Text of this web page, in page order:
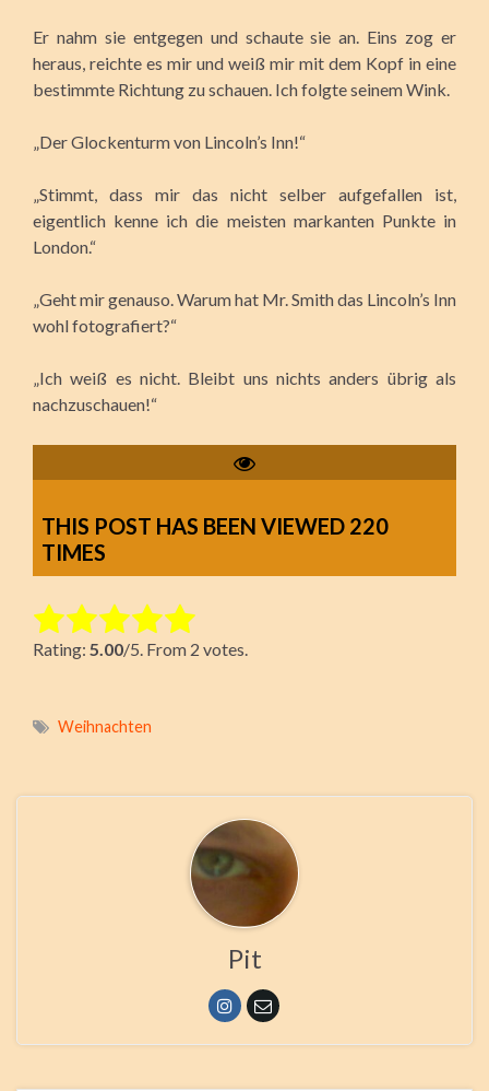
Er nahm sie entgegen und schaute sie an. Eins zog er
heraus, reichte es mir und weiß mir mit dem Kopf in eine
bestimmte Richtung zu schauen. Ich folgte seinem Wink.
„Der Glockenturm von Lincoln’s Inn!“
„Stimmt, dass mir das nicht selber aufgefallen ist,
eigentlich kenne ich die meisten markanten Punkte in
London.“
„Geht mir genauso. Warum hat Mr. Smith das Lincoln’s Inn
wohl fotografiert?“
„Ich weiß es nicht. Bleibt uns nichts anders übrig als
nachzuschauen!“
THIS POST HAS BEEN VIEWED 220
TIMES
Rate this item:
Submit Rating
Rating: 5.00/5. From 2 votes.
Weihnachten
Pit